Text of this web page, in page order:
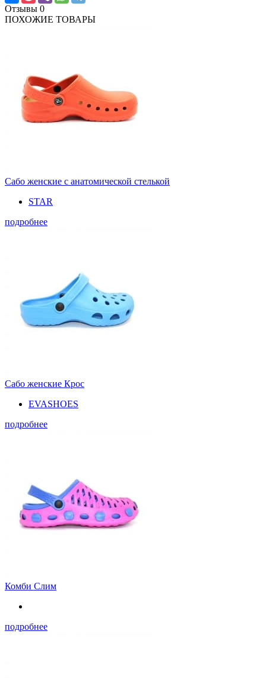
Отзывы 0
ПОХОЖИЕ ТОВАРЫ
Сабо женские с анатомической стелькой
STAR
подробнее
Сабо женские Крос
EVASHOES
подробнее
Комби Слим
подробнее